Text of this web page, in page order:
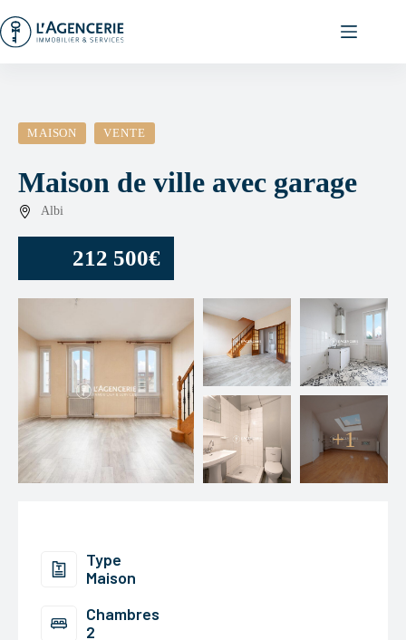
au
contenu
MAISON VENTE
Maison de ville avec garage
Albi
212 500€
+1
Type
Maison
Chambres
2